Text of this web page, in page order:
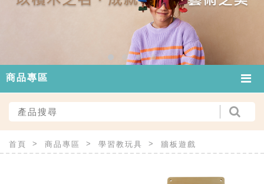
商品專區
首頁 商品專區 學習教玩具 牆板遊戲